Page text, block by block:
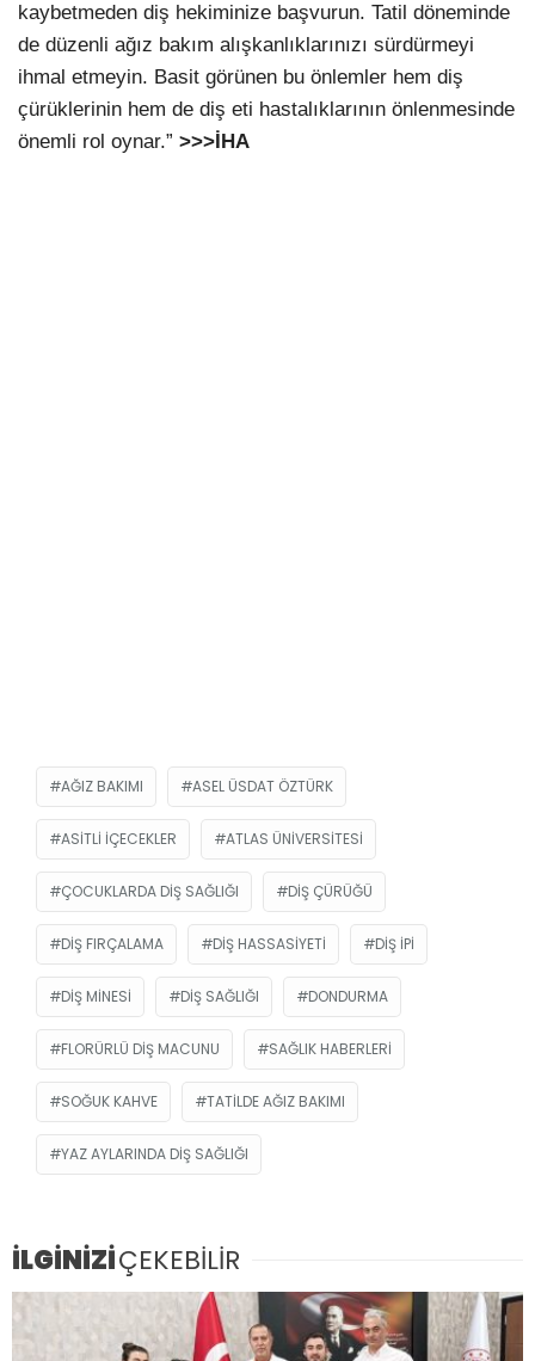
kaybetmeden diş hekiminize başvurun. Tatil döneminde
de düzenli ağız bakım alışkanlıklarınızı sürdürmeyi
ihmal etmeyin. Basit görünen bu önlemler hem diş
çürüklerinin hem de diş eti hastalıklarının önlenmesinde
önemli rol oynar.” >>>İHA
AĞIZ BAKIMI ASEL ÜSDAT ÖZTÜRK
ASITLI IÇECEKLER ATLAS ÜNIVERSITESI
ÇOCUKLARDA DIŞ SAĞLIĞI DIŞ ÇÜRÜĞÜ
DIŞ FIRÇALAMA DIŞ HASSASIYETI DIŞ IPI
DIŞ MINESI DIŞ SAĞLIĞI DONDURMA
FLORÜRLÜ DIŞ MACUNU SAĞLIK HABERLERI
SOĞUK KAHVE TATILDE AĞIZ BAKIMI
YAZ AYLARINDA DIŞ SAĞLIĞI
İLGİNİZİÇEKEBİLİR